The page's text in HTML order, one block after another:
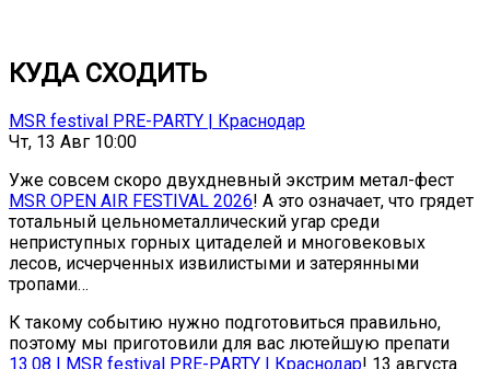
КУДА СХОДИТЬ
MSR festival PRE-PARTY | Краснодар
Чт, 13 Авг 10:00
Уже совсем скоро двухдневный экстрим метал-фест
MSR OPEN AIR FESTIVAL 2026! А это означает, что грядет
тотальный цельнометаллический угар среди
неприступных горных цитаделей и многовековых
лесов, исчерченных извилистыми и затерянными
тропами…
К такому событию нужно подготовиться правильно,
поэтому мы приготовили для вас лютейшую препати
13.08 | MSR festival PRE-PARTY | Краснодар! 13 августа